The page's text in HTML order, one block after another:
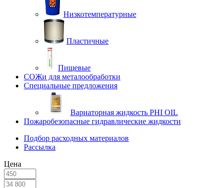
Низкотемпературные
Пластичные
Пищевые
СОЖи для металообработки
Специальные предложения
Вариаторная жидкость PHI OIL
Пожаробезопасные гидравлические жидкости
Подбор расходных материалов
Рассылка
Цена